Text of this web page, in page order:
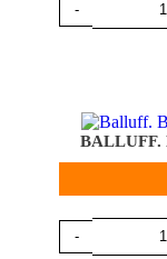
-
BALLUFF.
-